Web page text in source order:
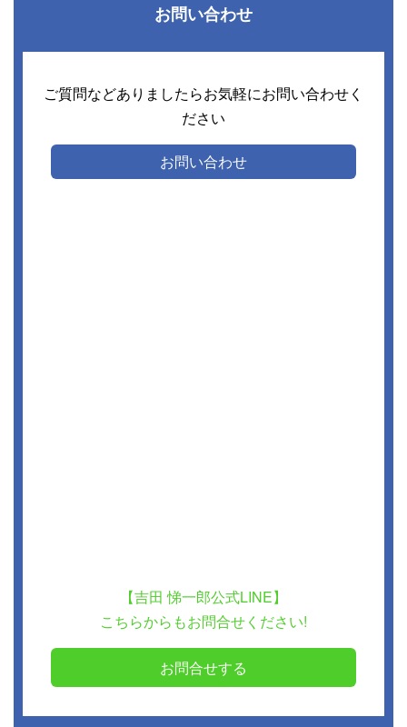
お問い合わせ
ご質問などありましたらお気軽にお問い合わせく
ださい
お問い合わせ
【吉田 悌一郎公式LINE】
こちらからもお問合せください!
お問合せする